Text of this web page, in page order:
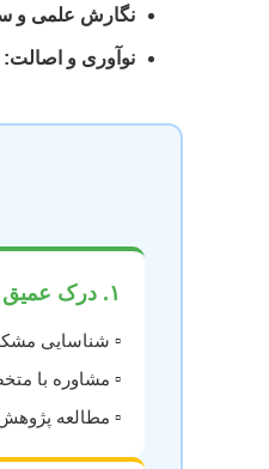
نگارش علمی و
نوآوری و اصالت:
۱. درک عمیق نیازها
▫️ شناسایی
▫️ مشاوره با
▫️ مطالعه